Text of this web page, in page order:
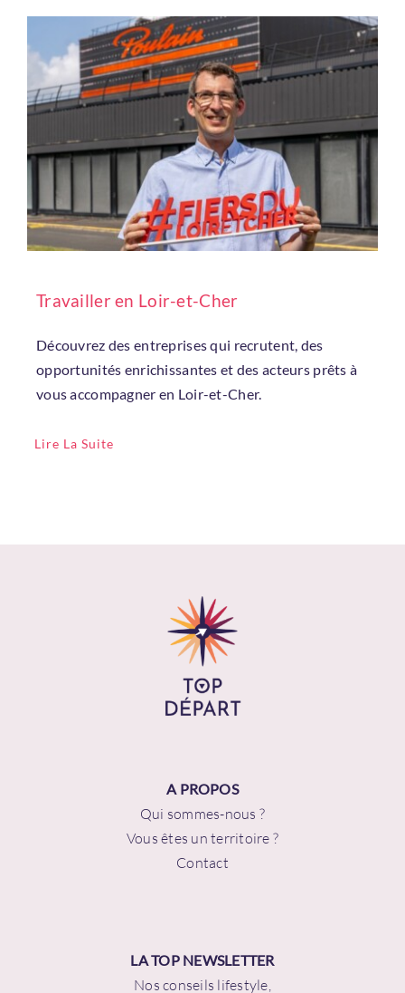
Travailler en Loir-et-Cher
Découvrez des entreprises qui recrutent, des
opportunités enrichissantes et des acteurs prêts à
vous accompagner en Loir-et-Cher.
Lire La Suite
A PROPOS
Qui sommes-nous ?
Vous êtes un territoire ?
Contact
LA TOP NEWSLETTER
Nos conseils lifestyle,